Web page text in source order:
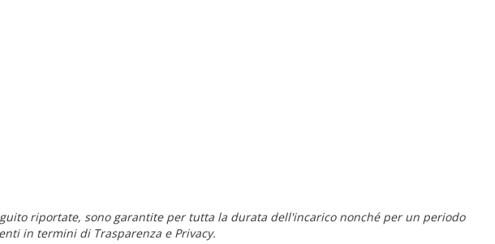
riportate, sono garantite per tutta la durata dell'incarico nonché per un periodo
in termini di Trasparenza e Privacy.